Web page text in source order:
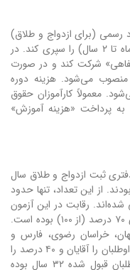
رسمی (برای ازدواج و طلاق)
معرفی می‌شود تا دوره کارآموزی (معمولاً ۱۸ ماه تا ۲ سال) را سپری کند. در
شفاهی» شرکت کند و در صورت
منصوب می‌شود. هزینه دوره
معمولاً کارآموزان حقوق
پرداخت «هزینه آموزش»
ثبت ازدواج و طلاق سال
کرده بودند. از این تعداد، تنها حدود
به قبولی شده‌اند. رقابت در این آزمون
بسیار شدید است و میانگین نمره قبولی بالای ۷۰ درصد (از ۱۰۰) بوده است.
خراسان رضوی، فارس و
خوزستان بوده‌اند. همچنین حدود ۶۰ درصد داوطلبان را آقایان و ۴۰ درصد را
خانم‌ها تشکیل می‌دادند. میانگین سنی داوطلبان قبول شده ۳۲ سال بوده